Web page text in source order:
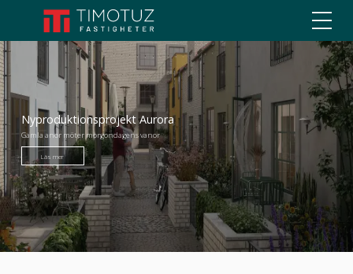
Nyproduktionsprojekt Aurora
Gamla anor möter morgondagens vanor
Läs mer